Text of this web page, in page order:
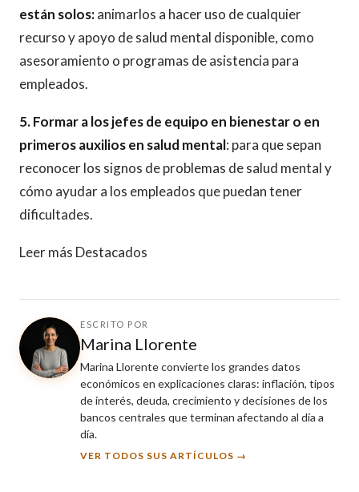
están solos:animarlos a hacer uso de cualquier
recurso y apoyo de salud mental disponible, como
asesoramiento o programas de asistencia para
empleados.
5. Formar a los jefes de equipo en bienestar o en
primeros auxilios en salud mental: para que sepan
reconocer los signos de problemas de salud mental y
cómo ayudar a los empleados que puedan tener
dificultades.
Leer más Destacados
ESCRITO POR
Marina Llorente
Marina Llorente convierte los grandes datos
económicos en explicaciones claras: inflación, tipos
de interés, deuda, crecimiento y decisiones de los
bancos centrales que terminan afectando al día a
día.
VER TODOS SUS ARTÍCULOS →